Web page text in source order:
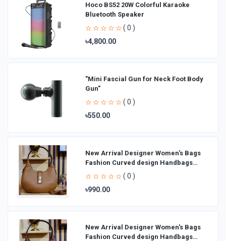
Hoco BS52 20W Colorful Karaoke
Bluetooth Speaker
( 0 )
৳4,800.00
"Mini Fascial Gun for Neck Foot Body
Gun"
( 0 )
৳550.00
New Arrival Designer Women′s Bags
Fashion Curved design Handbags
Shoulder Bag La
( 0 )
৳990.00
New Arrival Designer Women′s Bags
Fashion Curved design Handbags